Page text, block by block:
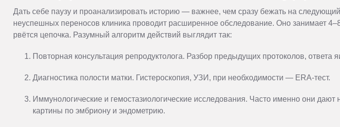
Дать себе паузу и проанализировать историю — важнее, чем сразу бежать на
неуспешных переносов клиника проводит расширенное обследование. Оно занимает
рвётся цепочка. Разумный алгоритм действий выглядит так:
Повторная консультация репродуктолога. Разбор предыдущих протоколов, ответа
Диагностика полости матки. Гистероскопия, УЗИ, при необходимости — ERA-тест.
Иммунологические и гемостазиологические исследования. Часто именно они
картины по эмбриону и эндометрию.